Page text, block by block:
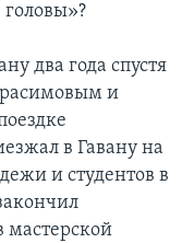
головы»?
два года спустя
и
в Гавану на
и студентов в
мастерской